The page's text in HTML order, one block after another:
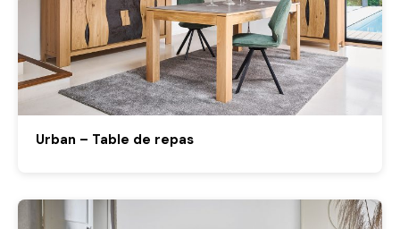
Urban – Table de repas